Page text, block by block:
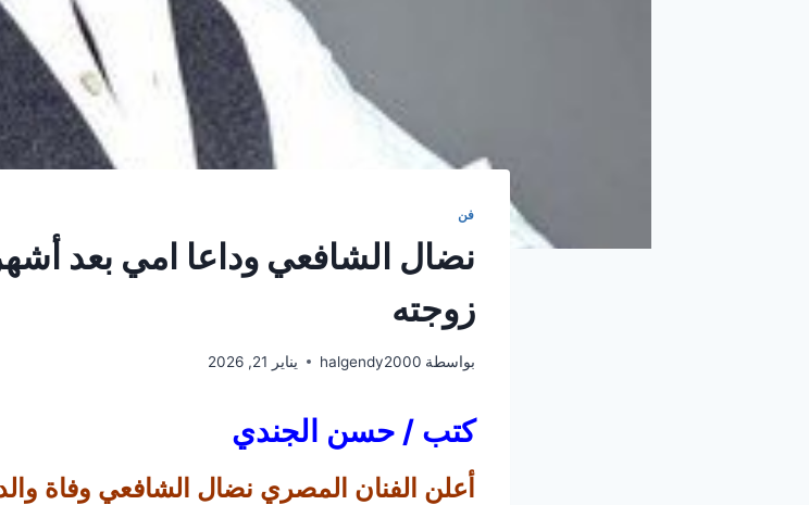
فن
نضال الشافعي وداعا امي بعد
زوجته
بواسطة halgendy2000 يناير 21, 2026
كتب / حسن الجندي
أعلن الفنان المصري نضال الشافعي وفاة